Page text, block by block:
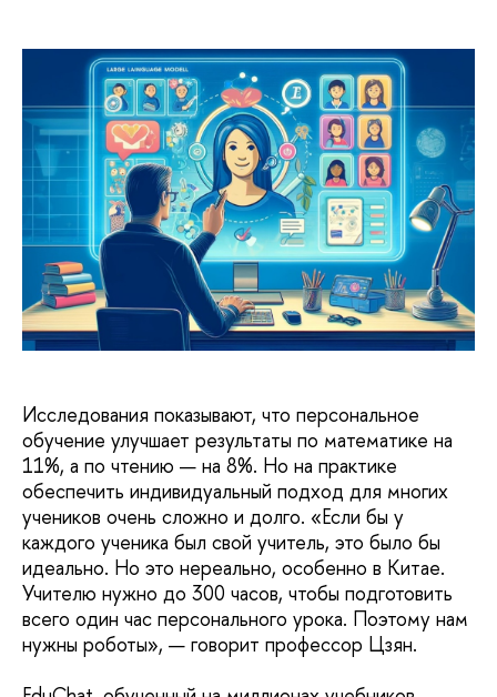
Исследования показывают, что персональное
обучение улучшает результаты по математике на
11%, а по чтению — на 8%. Но на практике
обеспечить индивидуальный подход для многих
учеников очень сложно и долго. «Если бы у
каждого ученика был свой учитель, это было бы
идеально. Но это нереально, особенно в Китае.
Учителю нужно до 300 часов, чтобы подготовить
всего один час персонального урока. Поэтому нам
нужны роботы», — говорит профессор Цзян.